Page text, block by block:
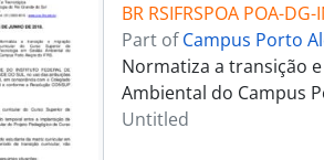
BR RSIFRSPOA POA-
Part ofCampus Porto
Normatiza a transição
Ambiental do Campus
Untitled